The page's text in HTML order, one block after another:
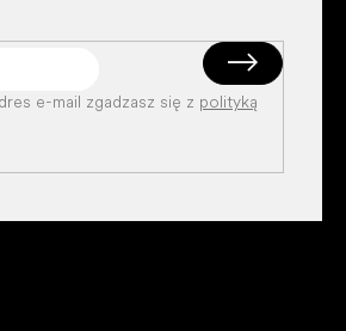
e-mail zgadzasz się z polityką